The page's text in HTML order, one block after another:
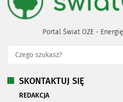
Portal Świat OZE -
SKONTAKTUJ SIĘ
REDAKCJA